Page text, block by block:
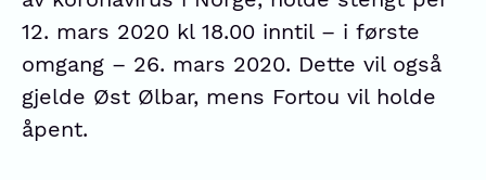
12. mars 2020 kl 18.00 inntil – i første
omgang – 26. mars 2020. Dette vil også
gjelde Øst Ølbar, mens Fortou vil holde
åpent.